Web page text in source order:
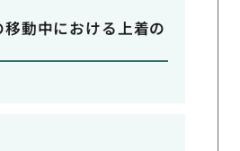
動中における上着の